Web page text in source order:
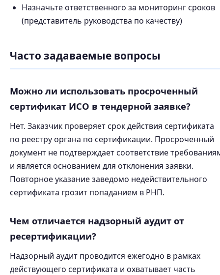
Назначьте ответственного за мониторинг сроков
(представитель руководства по качеству)
Часто задаваемые вопросы
Можно ли использовать просроченный
сертификат ИСО в тендерной заявке?
Нет. Заказчик проверяет срок действия сертификата
по реестру органа по сертификации. Просроченный
документ не подтверждает соответствие
и является основанием для отклонения заявки.
Повторное указание заведомо недействительного
сертификата грозит попаданием в РНП.
Чем отличается надзорный аудит от
ресертификации?
Надзорный аудит проводится ежегодно в рамках
действующего сертификата и охватывает часть